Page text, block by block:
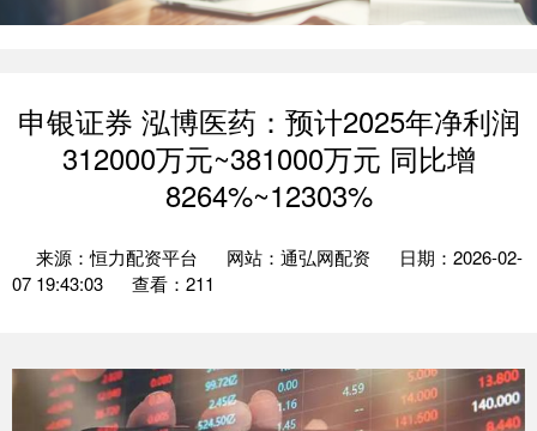
申银证券 泓博医药：预计2025年净利润
312000万元~381000万元 同比增
8264%~12303%
来源：恒力配资平台 网站：通弘网配资
日期：2026-02-
07 19:43:03
查看：211